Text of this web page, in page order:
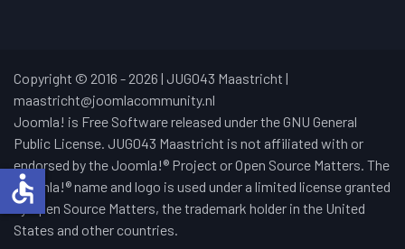
Copyright © 2016 - 2026 | JUG043 Maastricht |
maastricht@joomlacommunity.nl
Joomla! is Free Software released under the GNU General
Public License. JUG043 Maastricht is not affiliated with or
endorsed by the Joomla!® Project or Open Source Matters. The
Joomla!® name and logo is used under a limited license granted
by Open Source Matters, the trademark holder in the United
States and other countries.
accessible